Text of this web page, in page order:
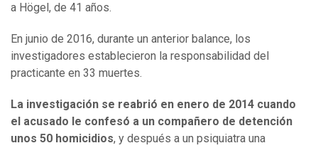
a Högel, de 41 años.
En junio de 2016, durante un anterior balance, los
investigadores establecieron la responsabilidad del
practicante en 33 muertes.
La investigación se reabrió en enero de 2014 cuando
el acusado le confesó a un compañero de detención
unos 50 homicidios, y después a un psiquiatra una